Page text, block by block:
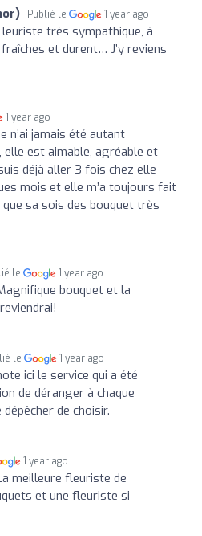
Publié le 1 year ago
très sympathique, à
et durent… J’y reviens
1 year ago
n’ai jamais été autant
est aimable, agréable et
déjà aller 3 fois chez elle
mois et elle m’a toujours fait
sa sois des bouquet très
le 1 year ago
bouquet et la
le 1 year ago
ici le service qui a été
de déranger à chaque
de choisir.
1 year ago
meilleure fleuriste de
et une fleuriste si